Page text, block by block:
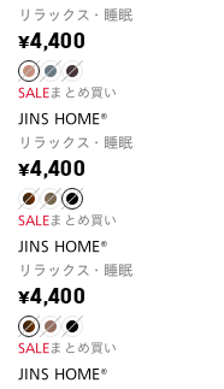
リラックス・睡眠
¥4,400
SALEまとめ買い
JINS HOME®
リラックス・睡眠
¥4,400
SALEまとめ買い
JINS HOME®
リラックス・睡眠
¥4,400
SALEまとめ買い
JINS HOME®